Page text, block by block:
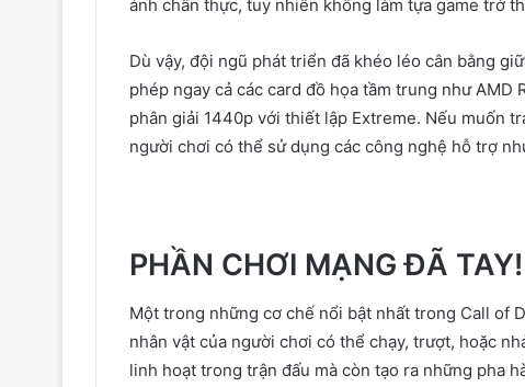
ảnh chân thực, tuy nhiên không làm tựa game trở
Dù vậy, đội ngũ phát triển đã khéo léo cân bằng
phép ngay cả các card đồ họa tầm trung như
phân giải 1440p với thiết lập Extreme. Nếu muốn
người chơi có thể sử dụng các công nghệ hỗ trợ
PHẦN CHƠI MẠNG ĐÃ TAY!
Một trong những cơ chế nổi bật nhất trong Call of
nhân vật của người chơi có thể chạy, trượt, hoặc
linh hoạt trong trận đấu mà còn tạo ra những pha